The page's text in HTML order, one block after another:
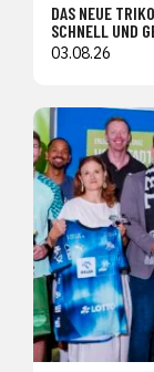
DAS NEUE
SCHNELL UND
03.08.26